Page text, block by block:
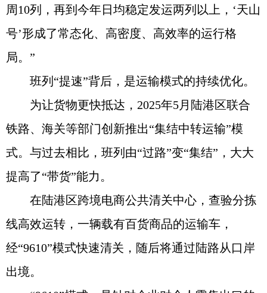
周10列，再到今年日均稳定发运两列以上，‘天山
号’形成了常态化、高密度、高效率的运行格
局。”
班列“提速”背后，是运输模式的持续优化。
为让货物更快抵达，2025年5月陆港区联合
铁路、海关等部门创新推出“集结中转运输”模
式。与过去相比，班列由“过路”变“集结”，大大
提高了“带货”能力。
在陆港区跨境电商公共清关中心，查验分拣
线高效运转，一辆载有百货商品的运输车，
经“9610”模式快速清关，随后将通过陆路从口岸
出境。